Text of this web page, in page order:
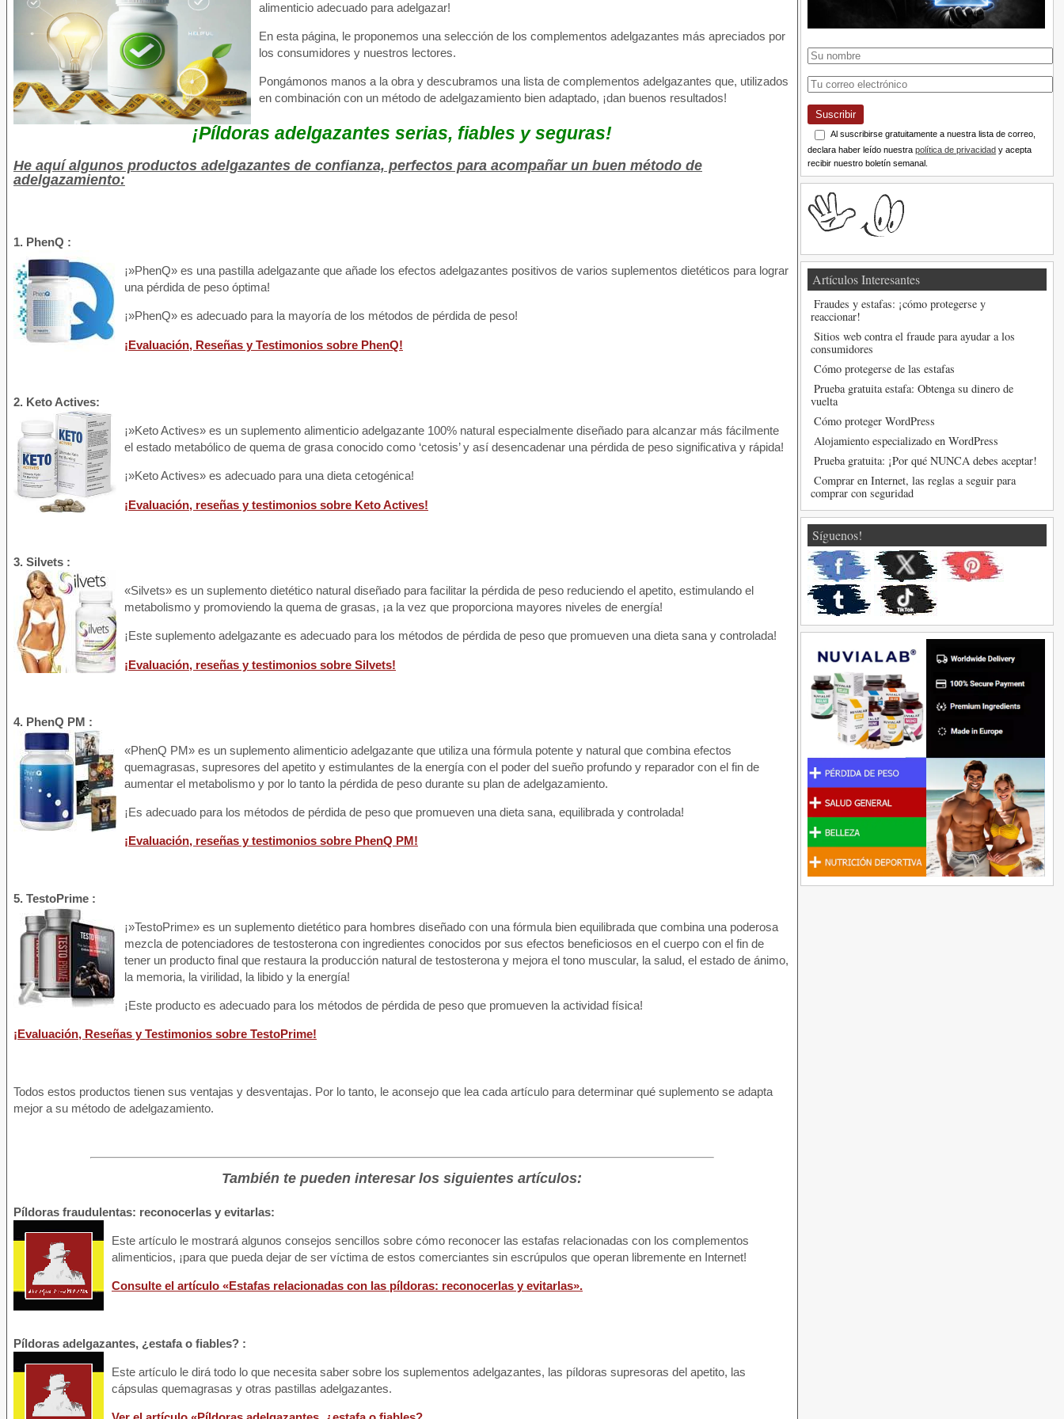
alimenticio adecuado para adelgazar!
En esta página, le proponemos una selección de los complementos adelgazantes más apreciados por
los consumidores y nuestros lectores.
Pongámonos manos a la obra y descubramos una lista de complementos adelgazantes que, utilizados
en combinación con un método de adelgazamiento bien adaptado, ¡dan buenos resultados!
¡Píldoras adelgazantes serias, fiables y seguras!
He aquí algunos productos adelgazantes de confianza, perfectos para acompañar un buen método de
adelgazamiento:
1. PhenQ :
¡»PhenQ» es una pastilla adelgazante que añade los efectos adelgazantes positivos de varios suplementos dietéticos para lograr
una pérdida de peso óptima!
¡»PhenQ» es adecuado para la mayoría de los métodos de pérdida de peso!
¡Evaluación, Reseñas y Testimonios sobre PhenQ!
2. Keto Actives:
¡»Keto Actives» es un suplemento alimenticio adelgazante 100% natural especialmente diseñado para alcanzar más fácilmente
el estado metabólico de quema de grasa conocido como ‘cetosis’ y así desencadenar una pérdida de peso significativa y rápida!
¡»Keto Actives» es adecuado para una dieta cetogénica!
¡Evaluación, reseñas y testimonios sobre Keto Actives!
3. Silvets :
«Silvets» es un suplemento dietético natural diseñado para facilitar la pérdida de peso reduciendo el apetito, estimulando el
metabolismo y promoviendo la quema de grasas, ¡a la vez que proporciona mayores niveles de energía!
¡Este suplemento adelgazante es adecuado para los métodos de pérdida de peso que promueven una dieta sana y controlada!
¡Evaluación, reseñas y testimonios sobre Silvets!
4. PhenQ PM :
«PhenQ PM» es un suplemento alimenticio adelgazante que utiliza una fórmula potente y natural que combina efectos
quemagrasas, supresores del apetito y estimulantes de la energía con el poder del sueño profundo y reparador con el fin de
aumentar el metabolismo y por lo tanto la pérdida de peso durante su plan de adelgazamiento.
¡Es adecuado para los métodos de pérdida de peso que promueven una dieta sana, equilibrada y controlada!
¡Evaluación, reseñas y testimonios sobre PhenQ PM!
5. TestoPrime :
¡»TestoPrime» es un suplemento dietético para hombres diseñado con una fórmula bien equilibrada que combina una poderosa
mezcla de potenciadores de testosterona con ingredientes conocidos por sus efectos beneficiosos en el cuerpo con el fin de
tener un producto final que restaura la producción natural de testosterona y mejora el tono muscular, la salud, el estado de ánimo,
la memoria, la virilidad, la libido y la energía!
¡Este producto es adecuado para los métodos de pérdida de peso que promueven la actividad física!
¡Evaluación, Reseñas y Testimonios sobre TestoPrime!
Todos estos productos tienen sus ventajas y desventajas. Por lo tanto, le aconsejo que lea cada artículo para determinar qué suplemento se adapta
mejor a su método de adelgazamiento.
También te pueden interesar los siguientes artículos:
Píldoras fraudulentas: reconocerlas y evitarlas:
Este artículo le mostrará algunos consejos sencillos sobre cómo reconocer las estafas relacionadas con los complementos
alimenticios, ¡para que pueda dejar de ser víctima de estos comerciantes sin escrúpulos que operan libremente en Internet!
Consulte el artículo «Estafas relacionadas con las píldoras: reconocerlas y evitarlas».
Píldoras adelgazantes, ¿estafa o fiables? :
Este artículo le dirá todo lo que necesita saber sobre los suplementos adelgazantes, las píldoras supresoras del apetito, las
cápsulas quemagrasas y otras pastillas adelgazantes.
Suscribir
Al suscribirse gratuitamente a nuestra lista de correo,
declara haber leído nuestrapolítica de privacidad y acepta
recibir nuestro boletín semanal.
Artículos Interesantes
Fraudes y estafas: ¡cómo protegerse y
reaccionar!
Sitios web contra el fraude para ayudar a los
consumidores
Cómo protegerse de las estafas
Prueba gratuita estafa: Obtenga su dinero de
vuelta
Cómo proteger WordPress
Alojamiento especializado en WordPress
Prueba gratuita: ¡Por qué NUNCA debes aceptar!
Comprar en Internet, las reglas a seguir para
comprar con seguridad
Síguenos!